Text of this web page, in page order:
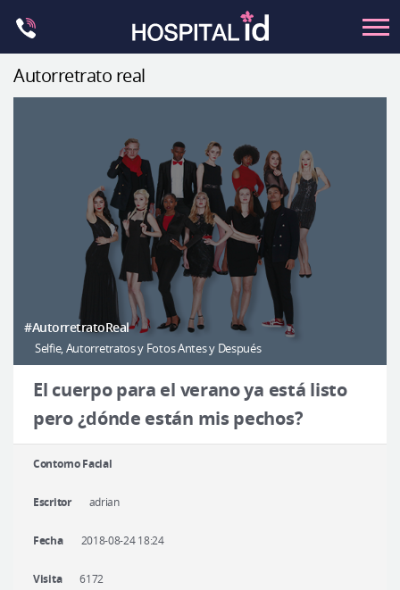
content
Anti-envejecimiento
Contorno del cuerpo
Let Me In
Introducción del hospital
Cirugía plástica segura
Consulta en línea
Autorretrato real
#AutorretratoReal
Selfie, Autorretratos y Fotos Antes y Después
El cuerpo para el verano ya está listo
pero ¿dónde están mis pechos?
Contorno Facial
Escritor adrian
Fecha 2018-08-24 18:24
Visita 6172